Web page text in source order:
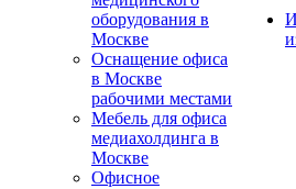
оборудования в
Москве
Оснащение офиса
в Москве
рабочими местами
Мебель для офиса
медиахолдинга в
Москве
Офисное